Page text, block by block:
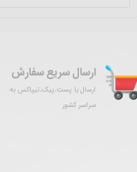
ارسال سریع سفارش
ارسال با پست،پیک،تیپاکس به
سراسر کشور